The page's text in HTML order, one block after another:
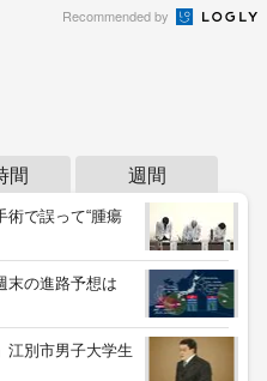
Recommended by
間 週間
術で誤って“腫瘍
末の進路予想は
江別市男子大学生